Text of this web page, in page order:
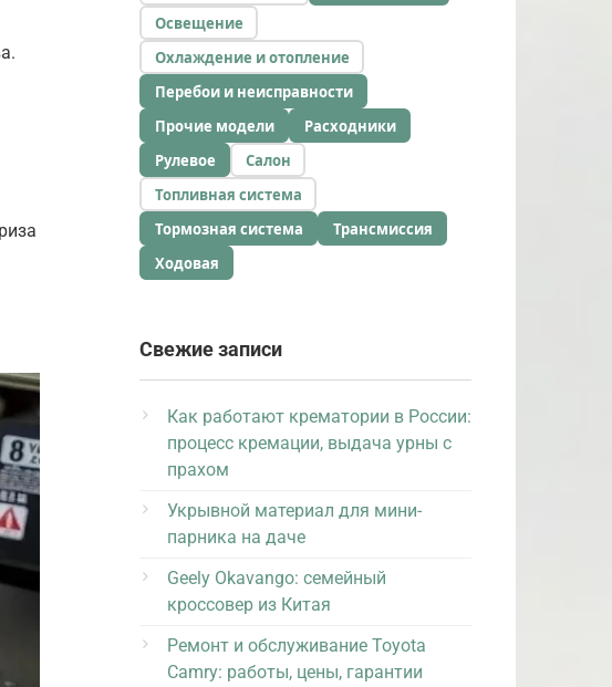
Освещение
Охлаждение и отопление
Перебои и неисправности
Прочие модели
Расходники
Рулевое
Салон
Топливная система
Тормозная система
Трансмиссия
Ходовая
Свежие записи
Как работают крематории в России:
процесс кремации, выдача урны с
прахом
Укрывной материал для мини-
парника на даче
Geely Okavango: семейный
кроссовер из Китая
Ремонт и обслуживание Toyota
Camry: работы, цены, гарантии